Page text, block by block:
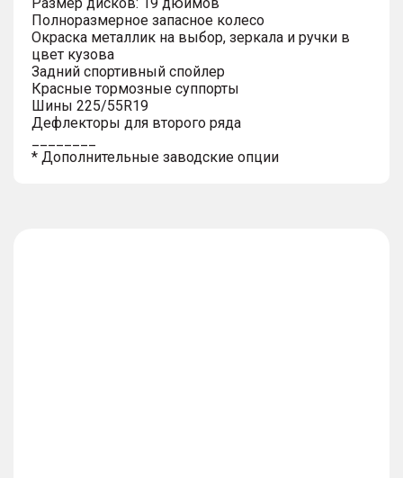
Полноразмерное запасное колесо
Окраска металлик на выбор, зеркала и ручки в
цвет кузова
Задний спортивный спойлер
Красные тормозные суппорты
Шины 225/55R19
Дефлекторы для второго ряда
* Дополнительные заводские опции